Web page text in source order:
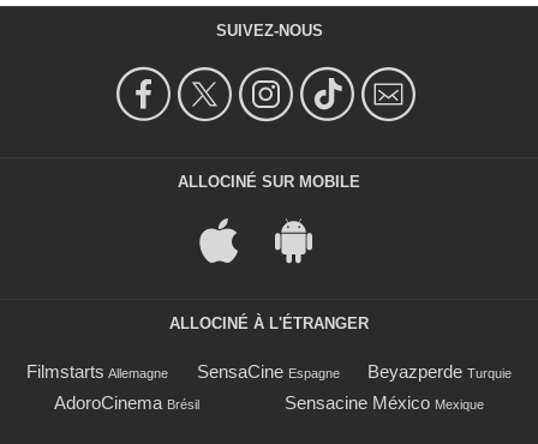
SUIVEZ-NOUS
ALLOCINÉ SUR MOBILE
ALLOCINÉ À L'ÉTRANGER
Filmstarts Allemagne SensaCine Espagne Beyazperde Turquie
AdoroCinema Brésil Sensacine México Mexique